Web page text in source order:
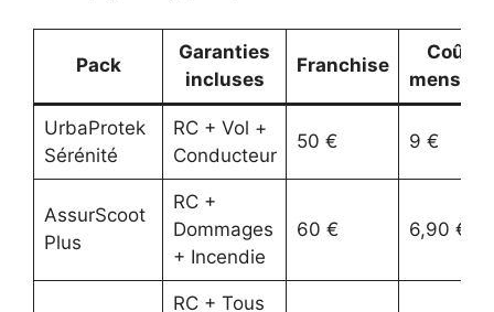
Pack
Garanties
incluses
Franchise
Coût
mensuel
UrbaProtek
Sérénité
RC + Vol +
Conducteur
50 € 9 €
AssurScoot
Plus
RC +
Dommages
+ Incendie
60 € 6,90 €
RC + Tous